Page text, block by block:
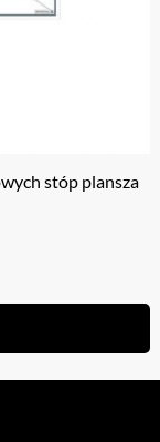
stóp plansza